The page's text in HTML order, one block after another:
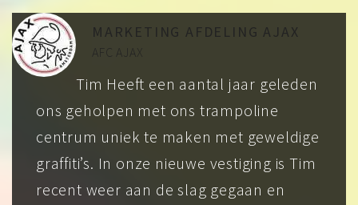
MARKETING AFDELING AJAX
AFC AJAX
Tim Heeft een aantal jaar geleden
ons geholpen met ons trampoline
centrum uniek te maken met geweldige
graffiti’s. In onze nieuwe vestiging is Tim
recent weer aan de slag gegaan en